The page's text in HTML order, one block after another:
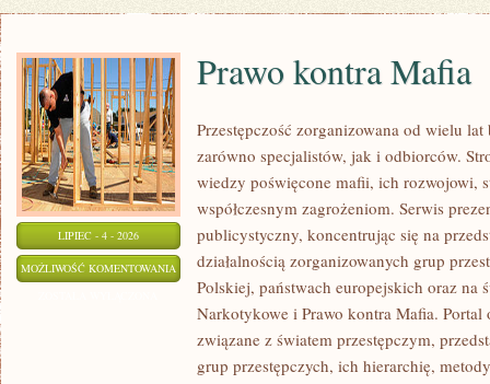
LIPIEC - 4 - 2026
MOŻLIWOŚĆ KOMENTOWANIA PRAWO
KONTRA
MAFIA
Prawo kontra Mafia
Przestępczość zorganizowana od wielu
zarówno specjalistów, jak i odbiorców.
wiedzy poświęcone mafii, ich rozwojowi,
współczesnym zagrożeniom. Serwis
publicystyczny, koncentrując się na
działalnością zorganizowanych grup
Polskiej, państwach europejskich oraz na
Narkotykowe i Prawo kontra Mafia.
związane z światem przestępczym,
grup przestępczych, ich hierarchię,